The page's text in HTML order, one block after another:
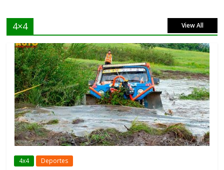
4×4 View All
4x4 Deportes